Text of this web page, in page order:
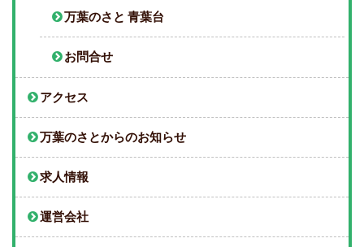
万葉のさと 青葉台
お問合せ
アクセス
万葉のさとからのお知らせ
求人情報
運営会社